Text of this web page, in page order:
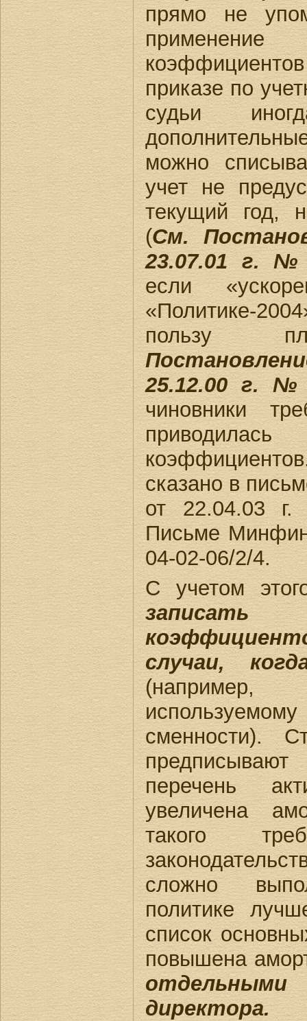
прямо не
приказе по
судьи
можно
учет не
текущий год,
(См.
23.07.01 г. №
если
«Политике-
пользу
25.12.00 г. №
чиновники
сказано в
от 22.04.03
Письме
04-02-06/2/4.
С учетом
случаи,
(например,
сменности).
перечень
увеличена
такого
сложно
политике
список
повышена
директора.